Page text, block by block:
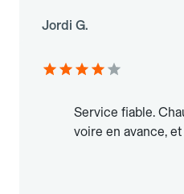
Jordi G.
Service fiable.
voire en avance,